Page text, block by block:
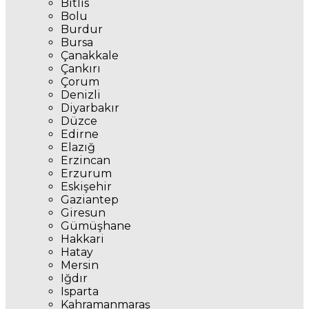
Bitlis
Bolu
Burdur
Bursa
Çanakkale
Çankırı
Çorum
Denizli
Diyarbakır
Düzce
Edirne
Elazığ
Erzincan
Erzurum
Eskişehir
Gaziantep
Giresun
Gümüşhane
Hakkari
Hatay
Mersin
Iğdır
Isparta
Kahramanmaraş